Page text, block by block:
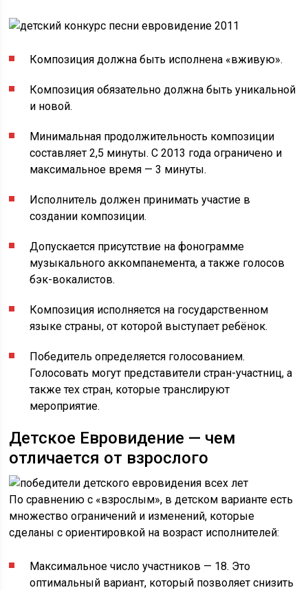
Композиция должна быть исполнена «вживую».
Композиция обязательно должна быть уникальной
и новой.
Минимальная продолжительность композиции
составляет 2,5 минуты. С 2013 года ограничено и
максимальное время — 3 минуты.
Исполнитель должен принимать участие в
создании композиции.
Допускается присутствие на фонограмме
музыкального аккомпанемента, а также голосов
бэк-вокалистов.
Композиция исполняется на государственном
языке страны, от которой выступает ребёнок.
Победитель определяется голосованием.
Голосовать могут представители стран-участниц, а
также тех стран, которые транслируют
мероприятие.
Детское Евровидение — чем
отличается от взрослого
По сравнению с «взрослым», в детском варианте есть
множество ограничений и изменений, которые
сделаны с ориентировкой на возраст исполнителей:
Максимальное число участников — 18. Это
оптимальный вариант, который позволяет снизить